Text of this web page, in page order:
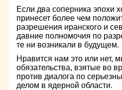
Если два соперника эпохи
принесет более чем
разрешения иранского и
давние полномочия по
те ни возникали в будущем.
Нравится нам это или
обязательства, взятые во
против диалога по
делом в ядерной области.